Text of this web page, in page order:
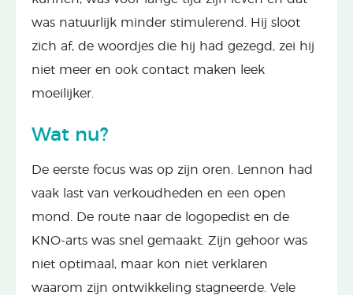
was natuurlijk minder stimulerend. Hij sloot
zich af, de woordjes die hij had gezegd, zei hij
niet meer en ook contact maken leek
moeilijker.
Wat nu?
De eerste focus was op zijn oren. Lennon had
vaak last van verkoudheden en een open
mond. De route naar de logopedist en de
KNO-arts was snel gemaakt. Zijn gehoor was
niet optimaal, maar kon niet verklaren
waarom zijn ontwikkeling stagneerde. Vele